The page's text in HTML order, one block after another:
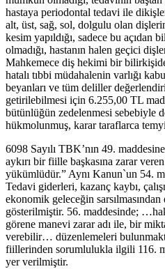
hastaya periodontal tedavi ile
alt, üst, sağ, sol, dolgulu olan
kesim yapıldığı, sadece bu açıdan
olmadığı, hastanın halen geçici
Mahkemece diş hekimi bir
hatalı tıbbi müdahalenin varlığı
beyanları ve tüm deliller
getirilebilmesi için 6.255,00 TL
bütünlüğün zedelenmesi sebebiyle
hükmolunmuş, karar taraflarca
6098 Sayılı TBK’nın 49.
aykırı bir fiille başkasına zarar
yükümlüdür.” Aynı Kanun`un 54.
Tedavi giderleri, kazanç kaybı,
ekonomik geleceğin
gösterilmiştir. 56. maddesinde;
görene manevi zarar adı ile, bir
verebilir… düzenlemeleri
fiillerinden sorumlulukla ilgili 116.
yer verilmiştir.